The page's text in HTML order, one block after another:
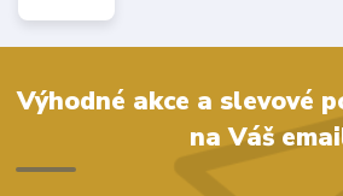
Výhodné akce a slevové
na Váš